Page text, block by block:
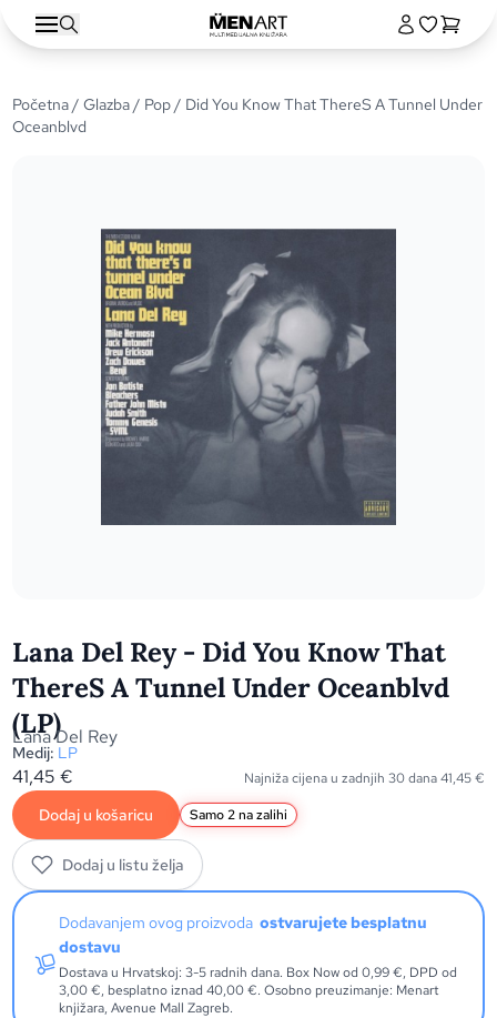
Početna/Glazba/ Pop/ Did You Know That ThereS A Tunnel Under
Oceanblvd
Lana Del Rey - Did You Know That
ThereS A Tunnel Under Oceanblvd
(LP)
Lana Del Rey
Medij: LP
41,45€ Najniža cijena u zadnjih 30 dana41,45€
Dodaj u košaricu Samo 2 na zalihi
Dodaj u listu želja
Dodavanjem ovog proizvodaostvarujete besplatnu
dostavu
Dostava u Hrvatskoj: 3-5 radnih dana. Box Now od 0,99 €, DPD od
3,00 €, besplatno iznad 40,00 €. Osobno preuzimanje: Menart
knjižara, Avenue Mall Zagreb.